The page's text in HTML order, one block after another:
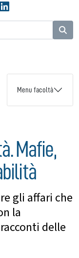
Menu facoltà
Mafie,
gli affari che
la
delle